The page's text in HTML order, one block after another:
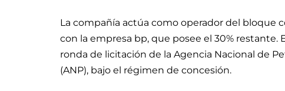
La compañía actúa como operador del bloque
con la empresa bp, que posee el 30% restante.
ronda de licitación de la Agencia Nacional de
(ANP), bajo el régimen de concesión.